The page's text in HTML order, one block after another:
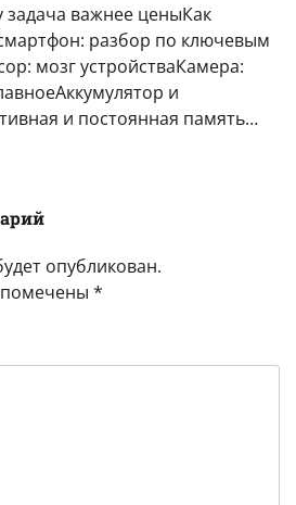
важнее ценыКак
разбор по ключевым
мозг устройстваКамера:
и
и постоянная память…
опубликован.
*